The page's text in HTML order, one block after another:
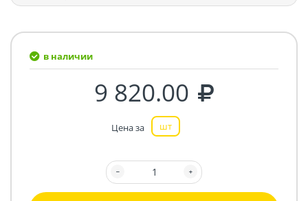
в наличии
9 820.00
Цена за шт